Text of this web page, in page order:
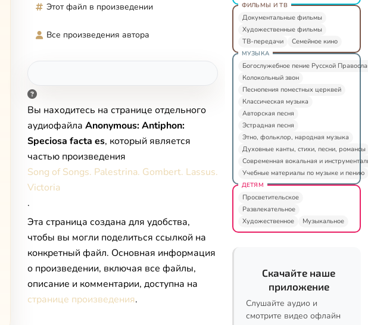
Этот файл в произведении
Все произведения автора
Вы находитесь на странице отдельного
аудиофайла Anonymous: Antiphon:
Speciosa facta es, который является
частью произведения
Song of Songs. Palestrina. Gombert. Lassus.
Victoria
.
Эта страница создана для удобства,
чтобы вы могли поделиться ссылкой на
конкретный файл. Основная информация
о произведении, включая все файлы,
описание и комментарии, доступна на
странице произведения.
ФИЛЬМЫ И ТВ
Документальные фильмы
Художественные фильмы
ТВ-передачи
Семейное кино
МУЗЫКА
Богослужебное пение Русской
Колокольный звон
Песнопения поместных церквей
Классическая музыка
Авторская песня
Эстрадная песня
Этно, фольклор, народная музыка
Духовные канты, стихи, песни, романсы
Современная вокальная и
Учебные материалы по музыке и пению
ДЕТЯМ
Просветительское
Развлекательное
Художественное
Музыкальное
Скачайте наше
приложение
Слушайте аудио и
смотрите видео офлайн